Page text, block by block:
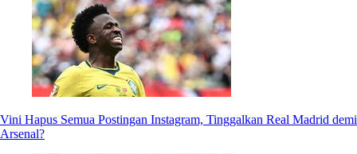
Vini Hapus Semua Postingan Instagram, Tinggalkan Real Madrid demi
Arsenal?